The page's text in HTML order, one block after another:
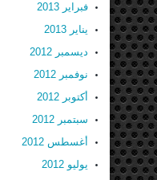
فبراير 2013
يناير 2013
ديسمبر 2012
نوفمبر 2012
أكتوبر 2012
سبتمبر 2012
أغسطس 2012
يوليو 2012